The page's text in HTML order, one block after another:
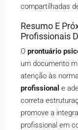
compartilhadas
Resumo E
Profissionais
O prontuário
um documento
atenção às
profissional e
correta
promove a
profissional em